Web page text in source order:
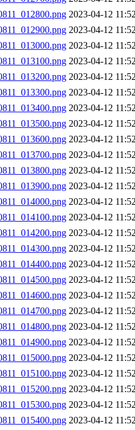
2023-04-12
2023-04-12
2023-04-12
2023-04-12
2023-04-12
2023-04-12
2023-04-12
2023-04-12
2023-04-12
2023-04-12
2023-04-12
2023-04-12
2023-04-12
2023-04-12
2023-04-12
2023-04-12
2023-04-12
2023-04-12
2023-04-12
2023-04-12
2023-04-12
2023-04-12
2023-04-12
2023-04-12
2023-04-12
2023-04-12
2023-04-12